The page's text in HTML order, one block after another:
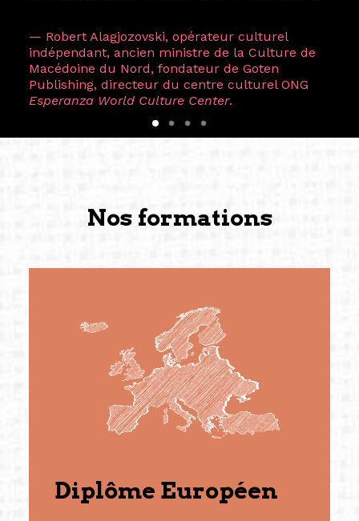
— Robert Alagjozovski, opérateur culturel
indépendant, ancien ministre de la Culture de
Macédoine du Nord, fondateur de Goten
Publishing, directeur du centre culturel ONG
Esperanza World Culture Center.
Nos formations
Diplôme Européen